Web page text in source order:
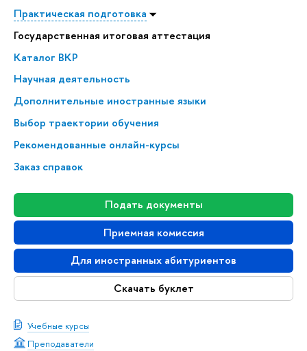
Практическая подготовка
Государственная итоговая аттестация
Каталог ВКР
Научная деятельность
Дополнительные иностранные языки
Выбор траектории обучения
Рекомендованные онлайн-курсы
Заказ справок
Подать документы
Приемная комиссия
Для иностранных абитуриентов
Скачать буклет
Учебные курсы
Преподаватели